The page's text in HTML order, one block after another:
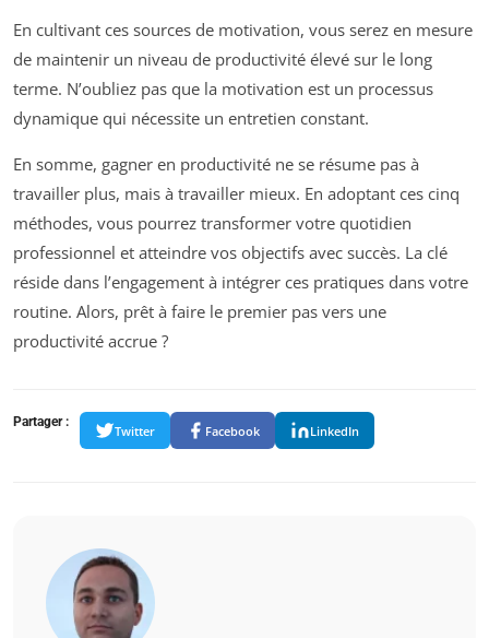
En cultivant ces sources de motivation, vous serez en mesure
de maintenir un niveau de productivité élevé sur le long
terme. N’oubliez pas que la motivation est un processus
dynamique qui nécessite un entretien constant.
En somme, gagner en productivité ne se résume pas à
travailler plus, mais à travailler mieux. En adoptant ces cinq
méthodes, vous pourrez transformer votre quotidien
professionnel et atteindre vos objectifs avec succès. La clé
réside dans l’engagement à intégrer ces pratiques dans votre
routine. Alors, prêt à faire le premier pas vers une
productivité accrue ?
Partager :
Twitter Facebook LinkedIn